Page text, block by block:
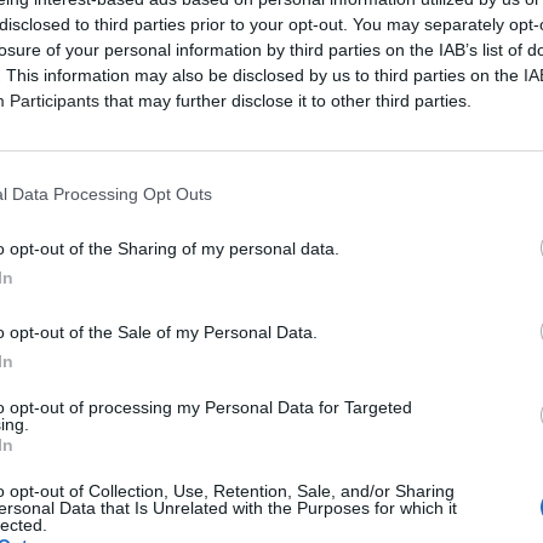
to third parties prior to your opt-out. You may separately
of your personal information by third parties on the IAB’s list of
This information may also be disclosed by us to third parties on the
Participants that may further disclose it to other third parties.
Data Processing Opt Outs
opt-out of the Sharing of my personal data.
opt-out of the Sale of my Personal Data.
opt-out of processing my Personal Data for Targeted
opt-out of Collection, Use, Retention, Sale, and/or Sharing
Data that Is Unrelated with the Purposes for which it
μία και μοναδική συναυλία του καλοκαιριού με hip
στον πλανήτη.
αποτέλεσαν τη μεγαλύτερη απογοήτευση του
Low, Beth Hart και Giorgio Morofer που έπαιζαν το ίδιο
αλλά τίποτε περισσότερο.
Μαζεύουν κόσμο (και πολλούς ξένους), κόβουν
OPINIONS